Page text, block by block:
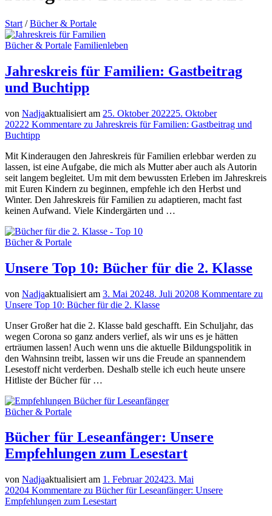
Start / Bücher & Portale
Bücher & Portale Familienleben
Jahreskreis für Familien: Gastbeitrag
und Buchtipp
von Nadjaaktualisiert am 25. Oktober 202225. Oktober
20222 Kommentare zu Jahreskreis für Familien: Gastbeitrag und
Buchtipp
Mit Kinderaugen den Jahreskreis für Familien erlebbar werden zu
lassen, ist eine Aufgabe, die mich als Mutter aber auch als Autorin
seit langem begleitet. Um mit dem bewussten Erleben im Jahreskreis
mit Euren Kindern zu beginnen, empfehle ich den Herbst und
Winter. Den Jahreskreis für Familien zu adaptieren, macht fast
keinen Aufwand. Viele Kindergärten und …
Bücher & Portale
Unsere Top 10: Bücher für die 2. Klasse
von Nadjaaktualisiert am 3. Mai 20248. Juli 20208 Kommentare zu
Unsere Top 10: Bücher für die 2. Klasse
Unser Großer hat die 2. Klasse bald geschafft. Ein Schuljahr, das
wegen Corona so ganz anders verlief, als wir uns es je hätten
erträumen lassen! Auch wenn uns die aktuelle Bildungspolitik in
den Wahnsinn treibt, lassen wir uns die Freude an spannendem
Lesestoff nicht verderben. Deshalb stelle ich euch heute unsere
Hitliste der Bücher für …
Bücher & Portale
Bücher für Leseanfänger: Unsere
Empfehlungen zum Lesestart
von Nadjaaktualisiert am 1. Februar 202423. Mai
20204 Kommentare zu Bücher für Leseanfänger: Unsere
Empfehlungen zum Lesestart